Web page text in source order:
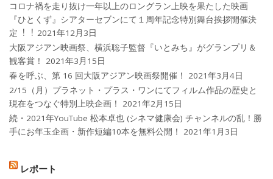
コロナ禍を⾛り抜け⼀年以上のロングラン上映を果たした映画
『ひとくず』シアターセブンにて１周年記念特別舞台挨拶開催決
定︕︕ 2021年12月3日
大阪アジアン映画祭、横浜聡子監督『いとみち』がグランプリ＆
観客賞！
2021年3月15日
春を呼ぶ、第 16 回大阪アジアン映画祭開催！
2021年3月4日
2/15（月）プラネット・プラス・ワンにてフィルム作品の歴史と
現在をつなぐ特別上映企画！
2021年2月15日
続・2021年YouTube 松本卓也 (シネマ健康会) チャンネルの乱！勝
手にお年玉企画・新作短編10本を無料公開！
2021年1月3日
レポート